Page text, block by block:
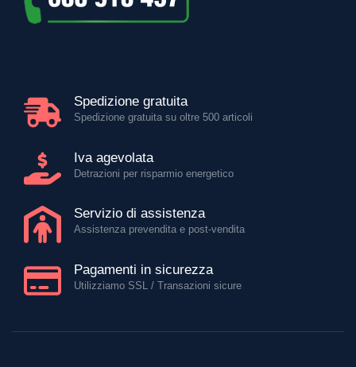
Spedizione gratuita
Spedizione gratuita su oltre 500 articoli
Iva agevolata
Detrazioni per risparmio energetico
Servizio di assistenza
Assistenza prevendita e post-vendita
Pagamenti in sicurezza
Utilizziamo SSL / Transazioni sicure